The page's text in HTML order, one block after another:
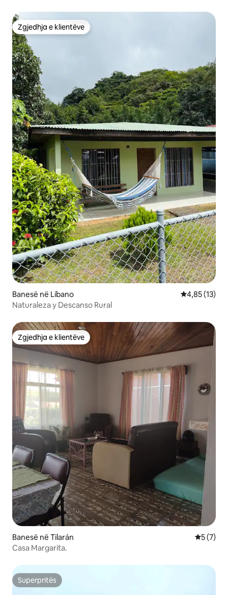
Zgjedhja e klientëve
Zgjedhja e klientëve
Banesë në Líbano Vlerësimi
4,85 (13)
Naturaleza y Descanso Rural
Zgjedhja e klientëve
Zgjedhja e klientëve
Banesë në Tilarán
5 (7)
Casa Margarita.
Superpritës
Superpritës